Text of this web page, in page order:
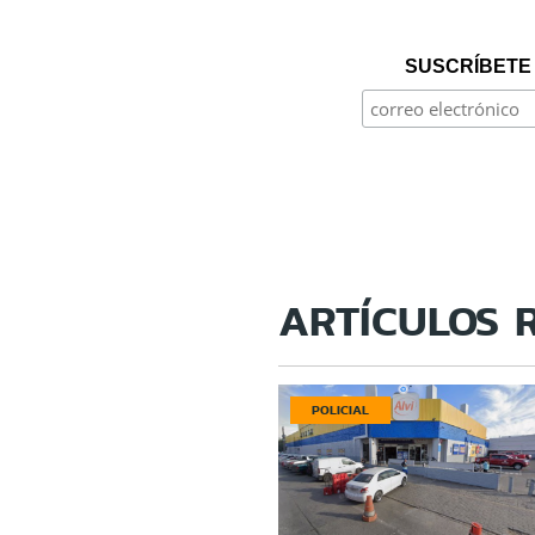
ARTÍCULOS
POLICIAL